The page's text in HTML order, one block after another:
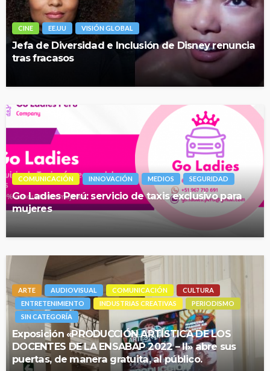
CINE EE.UU VISIÓN GLOBAL
Jefa de Diversidad e Inclusión de Disney renuncia
tras fracasos
COMUNICACIÓN INNOVACIÓN MEDIOS SEGURIDAD
Go Ladies Perú: servicio de taxis exclusivo para
mujeres
ARTE AUDIOVISUAL COMUNICACIÓN
CULTURA
ENTRETENIMIENTO
INDUSTRIAS CREATIVAS
PERIODISMO
SIN CATEGORÍA
Exposición «PRODUCCIÓN ARTÍSTICA DE LOS
DOCENTES DE LA ENSABAP 2022 – II» abre sus
puertas, de manera gratuita, al público.